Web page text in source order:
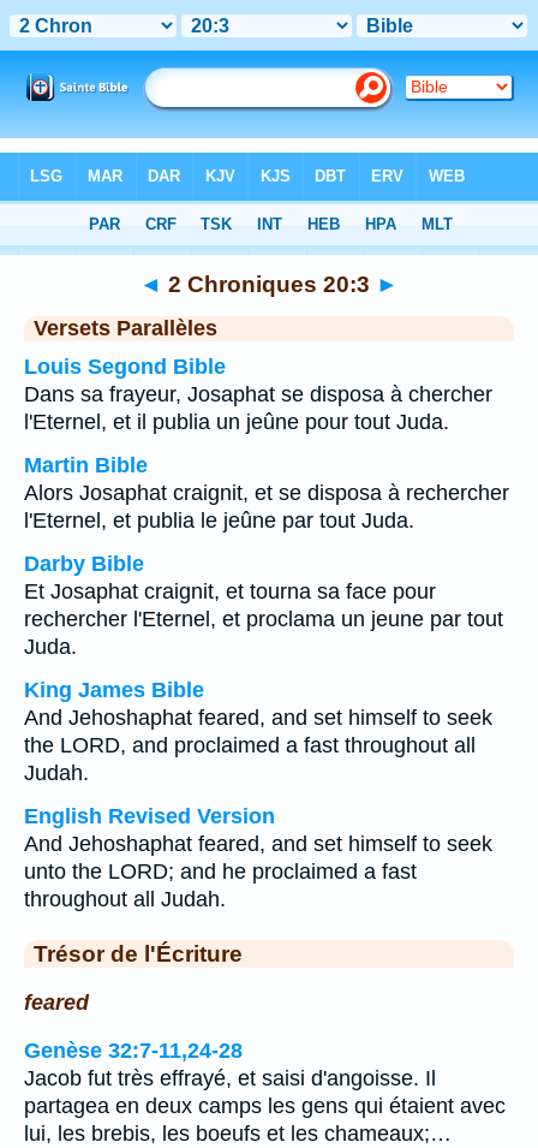
>Chapitre 20 > Verset 3
◄ 2 Chroniques 20:3 ►
Versets Parallèles
Louis Segond Bible
Dans sa frayeur, Josaphat se disposa à chercher
l'Eternel, et il publia un jeûne pour tout Juda.
Martin Bible
Alors Josaphat craignit, et se disposa à rechercher
l'Eternel, et publia le jeûne par tout Juda.
Darby Bible
Et Josaphat craignit, et tourna sa face pour
rechercher l'Eternel, et proclama un jeune par tout
Juda.
King James Bible
And Jehoshaphat feared, and set himself to seek
the LORD, and proclaimed a fast throughout all
Judah.
English Revised Version
And Jehoshaphat feared, and set himself to seek
unto the LORD; and he proclaimed a fast
throughout all Judah.
Trésor de l'Écriture
feared
Genèse 32:7-11,24-28
Jacob fut très effrayé, et saisi d'angoisse. Il
partagea en deux camps les gens qui étaient avec
lui, les brebis, les boeufs et les chameaux;…